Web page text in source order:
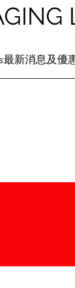
最新消息及優